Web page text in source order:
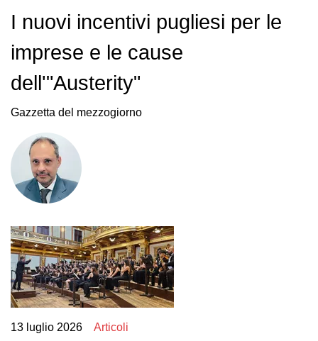
I nuovi incentivi pugliesi per le
imprese e le cause
dell'"Austerity"
Gazzetta del mezzogiorno
13 luglio 2026 Articoli